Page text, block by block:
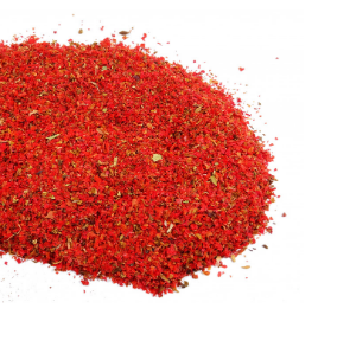
Ավելացնել զամբյուղ